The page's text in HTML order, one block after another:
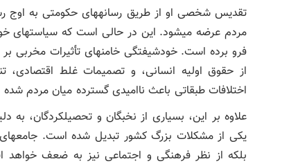
تقدیس شخصی او از طریق رسانههای حکومتی به اوج
مردم عرضه میشود. این در حالی است که سیاستهای
فرو برده است. خودشیفتگی خامنهای تأثیرات مخربی
از حقوق اولیه انسانی، و تصمیمات غلط اقتصادی،
اختلافات طبقاتی باعث ناامیدی گسترده میان مردم
علاوه بر این، بسیاری از نخبگان و تحصیلکردگان، به
یکی از مشکلات بزرگ کشور تبدیل شده است. جامعهای
بلکه از نظر فرهنگی و اجتماعی نیز به ضعف خواهد